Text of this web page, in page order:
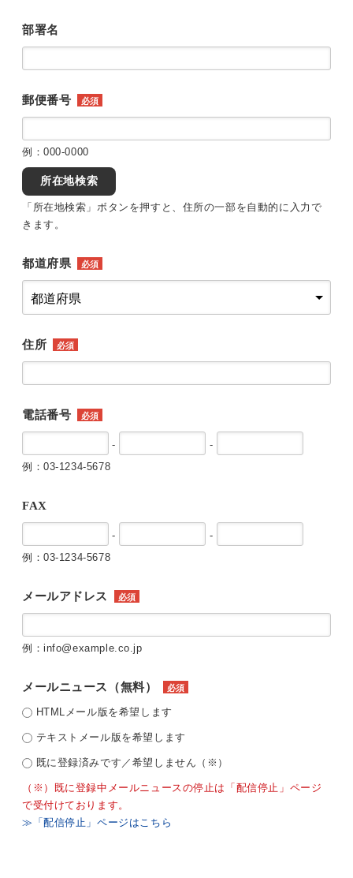
部署名
郵便番号 必須
例：000-0000
所在地検索
「所在地検索」ボタンを押すと、住所の一部を自動的に入力で
きます。
都道府県 必須
住所 必須
電話番号 必須
-
-
例：03-1234-5678
FAX
-
-
例：03-1234-5678
メールアドレス 必須
例：info@example.co.jp
メールニュース（無料） 必須
HTMLメール版を希望します
テキストメール版を希望します
既に登録済みです／希望しません（※）
（※）既に登録中メールニュースの停止は「配信停止」ページ
で受付けております。
≫「配信停止」ページはこちら